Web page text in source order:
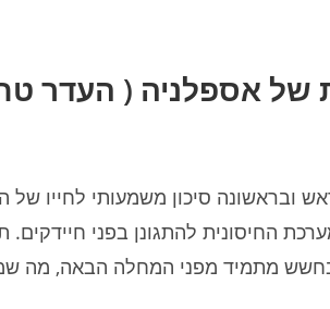
אספלניה ( העדר
ובראשונה סיכון משמעותי לחייו של
החיסונית להתגונן בפני חיידקים.
מתמיד מפני המחלה הבאה, מה